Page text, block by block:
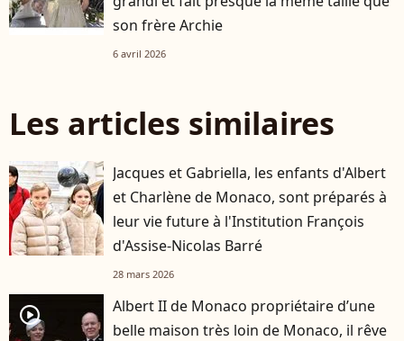
son frère Archie
6 avril 2026
Les articles similaires
Jacques et Gabriella, les enfants d'Albert
et Charlène de Monaco, sont préparés à
leur vie future à l'Institution François
d'Assise-Nicolas Barré
28 mars 2026
player2
Albert II de Monaco propriétaire d’une
belle maison très loin de Monaco, il rêve